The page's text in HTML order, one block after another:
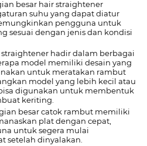
besar hair straightener
suhu yang dapat diatur
pengguna untuk
sesuai dengan jenis dan kondisi
hadir dalam berbagai
model memiliki desain yang
untuk meratakan rambut
model yang lebih kecil atau
digunakan untuk membentuk
keriting.
besar catok rambut memiliki
plat dengan cepat,
untuk segera mulai
setelah dinyalakan.